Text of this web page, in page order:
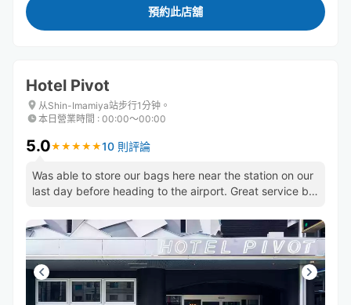
預約此店舖
Hotel Pivot
从Shin-Imamiya站步行1分钟。
本日營業時間 : 00:00〜00:00
5.0★ ★ ★ ★ ★
★ ★ ★ ★ ★10 則評論
Was able to store our bags here near the station on our
last day before heading to the airport. Great service by